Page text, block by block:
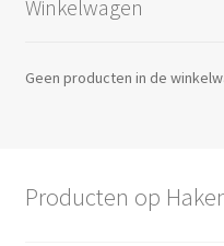
Winkelwagen
Geen producten in de
Producten op